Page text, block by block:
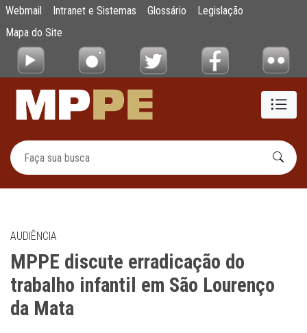
Pular para o Conteúdo principal
MPPE discute erradicação do trabalho
Webmail Intranet e Sistemas Glossário
Legislação
Mapa do Site
AUDIÊNCIA
MPPE discute erradicação do
trabalho infantil em São Lourenço
da Mata